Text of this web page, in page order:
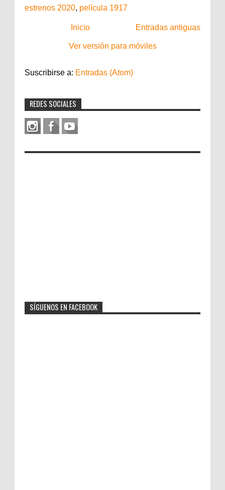
estrenos 2020, película 1917
Entradas antiguas
Inicio
Ver versión para móviles
Suscribirse a: Entradas (Atom)
REDES SOCIALES
SÍGUENOS EN FACEBOOK